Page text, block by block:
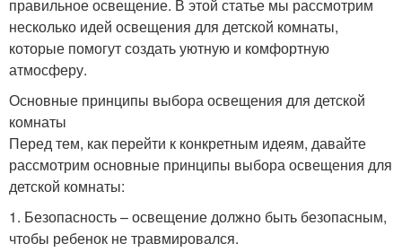
правильное освещение. В этой статье мы рассмотрим
несколько идей освещения для детской комнаты,
которые помогут создать уютную и комфортную
атмосферу.
Основные принципы выбора освещения для детской
комнаты
Перед тем, как перейти к конкретным идеям, давайте
рассмотрим основные принципы выбора освещения для
детской комнаты:
1. Безопасность – освещение должно быть безопасным,
чтобы ребенок не травмировался.